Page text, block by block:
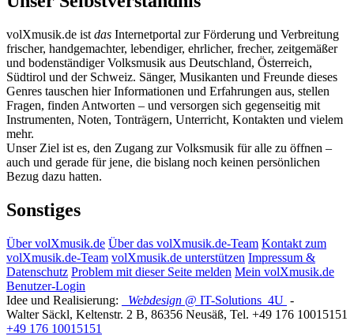
volXmusik.de ist das Internetportal zur Förderung und Verbreitung
frischer, handgemachter, lebendiger, ehrlicher, frecher, zeitgemäßer
und bodenständiger Volksmusik aus Deutschland, Österreich,
Südtirol und der Schweiz. Sänger, Musikanten und Freunde dieses
Genres tauschen hier Informationen und Erfahrungen aus, stellen
Fragen, finden Antworten – und versorgen sich gegenseitig mit
Instrumenten, Noten, Tonträgern, Unterricht, Kontakten und vielem
mehr.
Unser Ziel ist es, den Zugang zur Volksmusik für alle zu öffnen –
auch und gerade für jene, die bislang noch keinen persönlichen
Bezug dazu hatten.
Sonstiges
Über volXmusik.de Über das volXmusik.de-Team Kontakt zum
volXmusik.de-Team volXmusik.de unterstützen Impressum &
Datenschutz Problem mit dieser Seite melden Mein volXmusik.de
Benutzer-Login
Idee und Realisierung:
Webdesign @ IT-Solutions 4U -
Walter Säckl, Keltenstr. 2 B, 86356 Neusäß, Tel. +49 176 10015151
+49 176 10015151